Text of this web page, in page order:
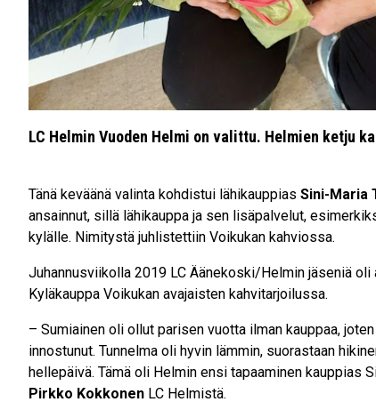
LC Helmin Vuoden Helmi on valittu. Helmien ketju
Tänä keväänä valinta kohdistui lähikauppias Sini-Maria
ansainnut, sillä lähikauppa ja sen lisäpalvelut,
kylälle. Nimitystä juhlistettiin Voikukan kahviossa.
Juhannusviikolla 2019 LC Äänekoski/Helmin jäseniä
Kyläkauppa Voikukan avajaisten kahvitarjoilussa.
– Sumiainen oli ollut parisen vuotta ilman kauppaa,
innostunut. Tunnelma oli hyvin lämmin, suorastaan
hellepäivä. Tämä oli Helmin ensi tapaaminen kauppias
Pirkko Kokkonen LC Helmistä.